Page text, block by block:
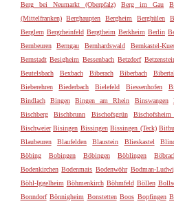
Berg bei Neumarkt (Oberpfalz)
Berg im Gau
(Mittelfranken)
Berghaupten Bergheim Berghülen
Berglern Bergrheinfeld Bergtheim Berkheim Berlin
Bernbeuren
Berngau Bernhardswald Bernkastel-
Bernstadt Besigheim Bessenbach Betzdorf
Beutelsbach
Bexbach Biberach Biberbach Bibertal
Bieberehren
Biederbach Bielefeld Biessenhofen
Bindlach
Bingen Bingen am Rhein Binswangen
Bischberg
Bischbrunn Bischofsgrün
Bischweier Bisingen Bissingen Bissingen (Teck)
Blaubeuren
Blaufelden Blaustein Blieskastel
Böbing
Bobingen Böbingen Böblingen
Bodenkirchen Bodenmais Bodenwöhr Bodman-
Böhl-Iggelheim Böhmenkirch Böhmfeld Böllen
Bonndorf Bönnigheim Bonstetten Boos Bopfingen